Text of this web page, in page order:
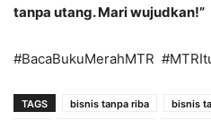
tanpa utang. Mari wujudkan!”
#BacaBukuMerahMTR
TAGS bisnis tanpa riba bisnis